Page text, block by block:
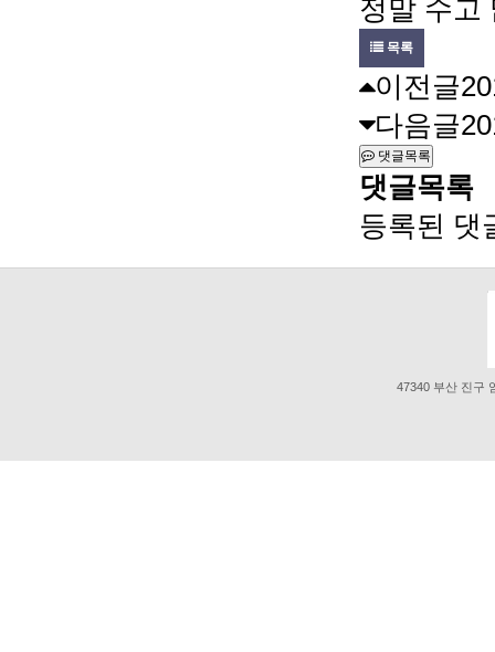
정말 수고
목록
이전글
다음글
댓글목록
댓글목록
등록된 댓
47340 부산 진구